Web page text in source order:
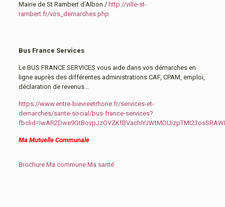
Mairie de St Rambert d’Albon / http://ville-st-
rambert.fr/vos_demarches.php
Bus France Services
Le BUS FRANCE SERVICES vous aide dans vos démarches en
ligne auprès des différentes administrations CAF, CPAM, emploi,
déclaration de revenus…
https://www.entre-bievreetrhone.fr/services-et-
demarches/sante-social/bus-france-services?
Ma Mutuelle Communale
Brochure Ma commune Ma santé